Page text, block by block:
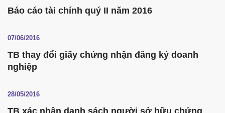
Báo cáo tài chính quý II năm 2016
07/06/2016
TB thay đổi giấy chứng nhận đăng ký doanh
nghiệp
28/05/2016
TB xác nhận danh sách người sở hữu chứng